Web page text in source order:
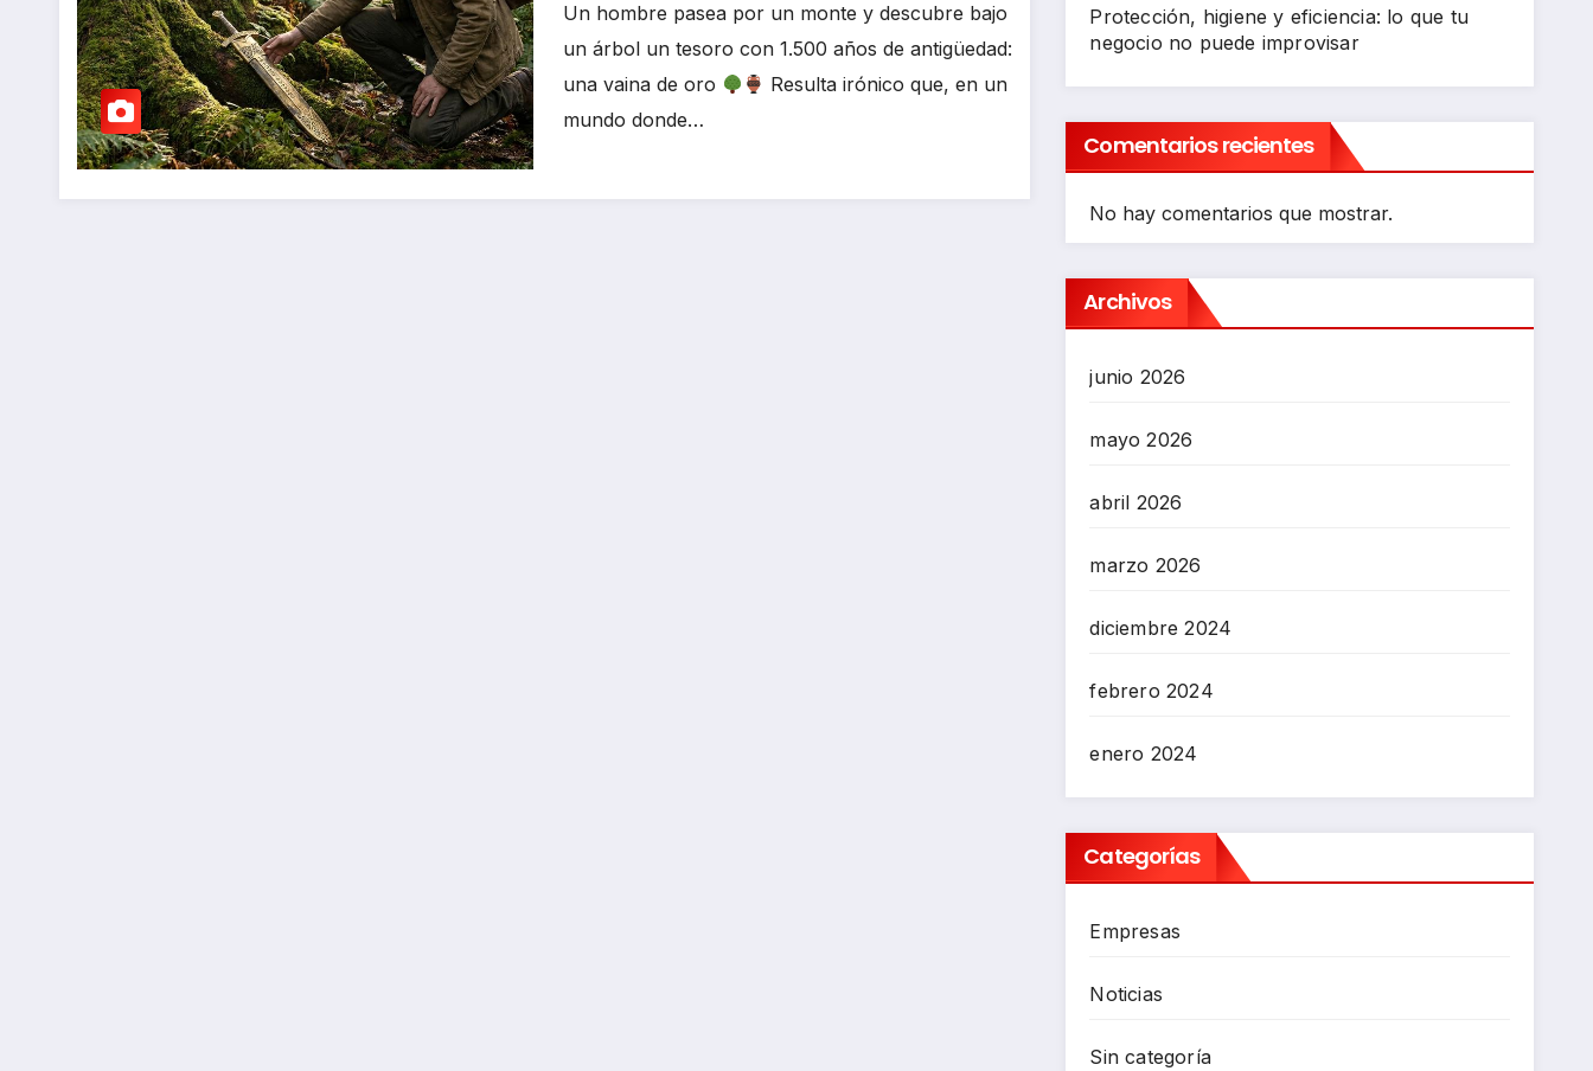
Un hombre pasea por un monte y descubre bajo
un árbol un tesoro con 1.500 años de antigüedad:
una vaina de oro
Resulta irónico que, en un
mundo donde…
Protección, higiene y eficiencia: lo que tu
negocio no puede improvisar
Comentarios recientes
No hay comentarios que mostrar.
Archivos
junio 2026
mayo 2026
abril 2026
marzo 2026
diciembre 2024
febrero 2024
enero 2024
Categorías
Empresas
Noticias
Sin categoría